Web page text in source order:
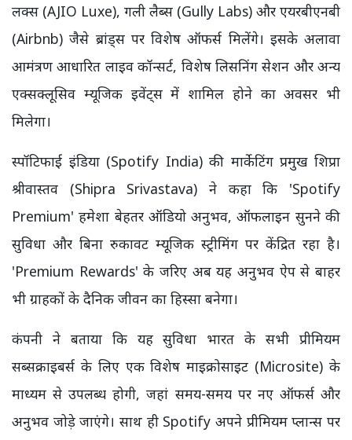
लक्स (AJIO Luxe), गली लैब्स (Gully Labs) और एयरबीएनबी
(Airbnb) जैसे ब्रांड्स पर विशेष ऑफर्स मिलेंगे। इसके अलावा
आमंत्रण आधारित लाइव कॉन्सर्ट, विशेष लिसनिंग सेशन और अन्य
एक्सक्लूसिव म्यूजिक इवेंट्स में शामिल होने का अवसर भी
मिलेगा।
स्पॉटिफाई इंडिया (Spotify India) की मार्केटिंग प्रमुख शिप्रा
श्रीवास्तव (Shipra Srivastava) ने कहा कि 'Spotify
Premium' हमेशा बेहतर ऑडियो अनुभव, ऑफलाइन सुनने की
सुविधा और बिना रुकावट म्यूजिक स्ट्रीमिंग पर केंद्रित रहा है।
'Premium Rewards' के जरिए अब यह अनुभव ऐप से बाहर
भी ग्राहकों के दैनिक जीवन का हिस्सा बनेगा।
कंपनी ने बताया कि यह सुविधा भारत के सभी प्रीमियम
सब्सक्राइबर्स के लिए एक विशेष माइक्रोसाइट (Microsite) के
माध्यम से उपलब्ध होगी, जहां समय-समय पर नए ऑफर्स और
अनुभव जोड़े जाएंगे। साथ ही Spotify अपने प्रीमियम प्लान्स पर